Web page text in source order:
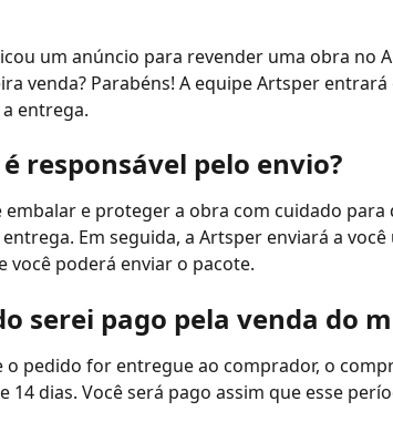
um anúncio para revender uma obra no
venda? Parabéns! A equipe Artsper
entrega.
responsável pelo envio?
embalar e proteger a obra com cuidado para
Em seguida, a Artsper enviará a
você poderá enviar o pacote.
serei pago pela venda do
o pedido for entregue ao comprador, o
14 dias. Você será pago assim que esse